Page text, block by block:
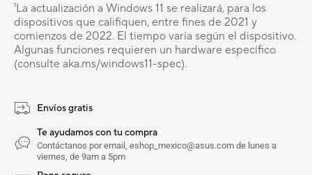
¹La actualización a Windows 11 se realizará, para los
dispositivos que califiquen, entre fines de 2021 y
comienzos de 2022. El tiempo varía según el dispositivo.
Algunas funciones requieren un hardware específico
(consulte aka.ms/windows11-spec).
Envíos gratis
Te ayudamos con tu compra
Contáctanos por email, eshop_mexico@asus.com de lunes a
viernes, de 9am a 5pm